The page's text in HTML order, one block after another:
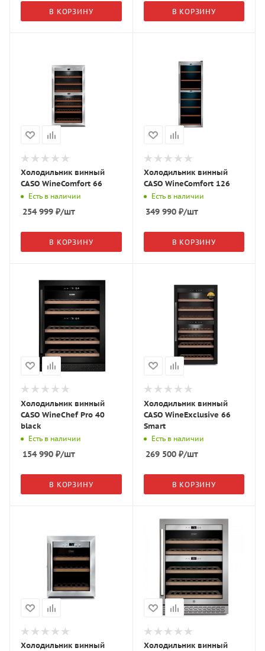
В КОРЗИНУ В КОРЗИНУ
Холодильник винный
CASO WineComfort 66
Есть в наличии
254 999 ₽/шт
В КОРЗИНУ
Холодильник винный
CASO WineComfort 126
Есть в наличии
349 990₽/шт
В КОРЗИНУ
Холодильник винный
CASO WineChef Pro 40
black
Есть в наличии
154 990 ₽/шт
В КОРЗИНУ
Холодильник винный
CASO WineExclusive 66
Smart
Есть в наличии
269 500₽/шт
В КОРЗИНУ
Холодильник винный
Холодильник винный